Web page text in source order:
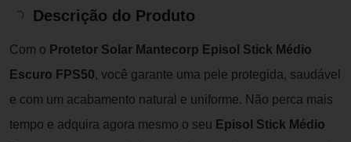
Descrição do Produto
Com o Protetor Solar Mantecorp Episol Stick Médio
Escuro FPS50, você garante uma pele protegida, saudável
e com um acabamento natural e uniforme. Não perca mais
tempo e adquira agora mesmo o seu Episol Stick Médio